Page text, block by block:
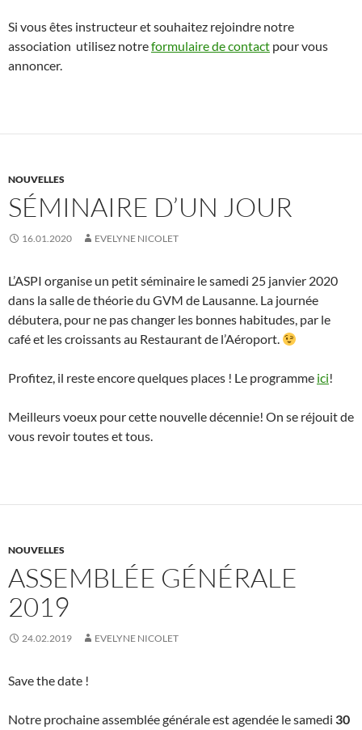
Si vous êtes instructeur et souhaitez rejoindre notre
association utilisez notreformulaire de contact pour vous
annoncer.
NOUVELLES
SÉMINAIRE D’UN JOUR
16.01.2020 EVELYNE NICOLET
L’ASPI organise un petit séminaire le samedi 25 janvier 2020
dans la salle de théorie du GVM de Lausanne. La journée
débutera, pour ne pas changer les bonnes habitudes, par le
café et les croissants au Restaurant de l’Aéroport.
Profitez, il reste encore quelques places ! Le programme ici!
Meilleurs voeux pour cette nouvelle décennie! On se réjouit de
vous revoir toutes et tous.
NOUVELLES
ASSEMBLÉE GÉNÉRALE
2019
24.02.2019 EVELYNE NICOLET
Save the date !
Notre prochaine assemblée générale est agendée le samedi 30